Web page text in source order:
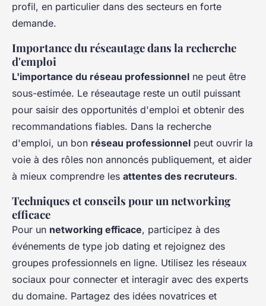
profil, en particulier dans des secteurs en forte
demande.
Importance du réseautage dans la recherche
d'emploi
L'importance du réseau professionnel ne peut être
sous-estimée. Le réseautage reste un outil puissant
pour saisir des opportunités d'emploi et obtenir des
recommandations fiables. Dans la recherche
d'emploi, un bon réseau professionnel peut ouvrir la
voie à des rôles non annoncés publiquement, et aider
à mieux comprendre les attentes des recruteurs.
Techniques et conseils pour un networking
efficace
Pour un networking efficace, participez à des
événements de type job dating et rejoignez des
groupes professionnels en ligne. Utilisez les réseaux
sociaux pour connecter et interagir avec des experts
du domaine. Partagez des idées novatrices et